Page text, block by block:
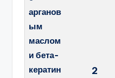
арганов
ым
маслом
и бета-
кератин
2